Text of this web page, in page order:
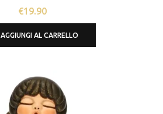
€19.90
AGGIUNGI AL CARRELLO